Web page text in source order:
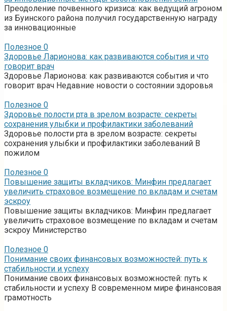
Преодоление почвенного кризиса: как ведущий агроном
из Буинского района получил государственную награду
за инновационные
Полезное 0
Здоровье Ларионова: как развиваются события и что
говорит врач
Здоровье Ларионова: как развиваются события и что
говорит врач Недавние новости о состоянии здоровья
Полезное 0
Здоровье полости рта в зрелом возрасте: секреты
сохранения улыбки и профилактики заболеваний
Здоровье полости рта в зрелом возрасте: секреты
сохранения улыбки и профилактики заболеваний В
пожилом
Полезное 0
Повышение защиты вкладчиков: Минфин предлагает
увеличить страховое возмещение по вкладам и счетам
эскроу
Повышение защиты вкладчиков: Минфин предлагает
увеличить страховое возмещение по вкладам и счетам
эскроу Министерство
Полезное 0
Понимание своих финансовых возможностей: путь к
стабильности и успеху
Понимание своих финансовых возможностей: путь к
стабильности и успеху В современном мире финансовая
грамотность